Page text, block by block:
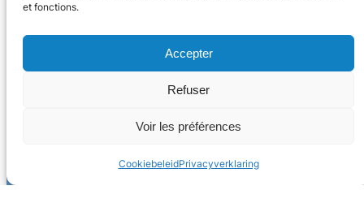
et fonctions.
Accepter
Refuser
Voir les préférences
CookiebeleidPrivacyverklaring
2024 Trace Software International